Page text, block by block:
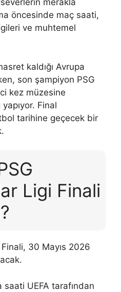
merakla
öncesinde maç saati,
ve muhtemel
kaldığı Avrupa
son şampiyon PSG
kez müzesine
Final
tarihine geçecek bir
Ligi Finali
30 Mayıs 2026
saati UEFA tarafından